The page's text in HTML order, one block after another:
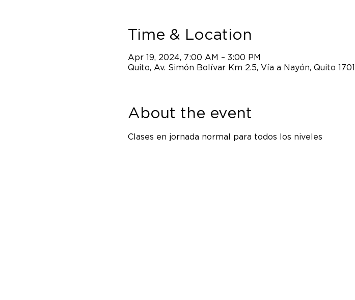
Time & Location
Apr 19, 2024, 7:00 AM – 3:00 PM
Quito, Av. Simón Bolívar Km 2.5, Vía a Nayón, Quito
About the event
Clases en jornada normal para todos los niveles